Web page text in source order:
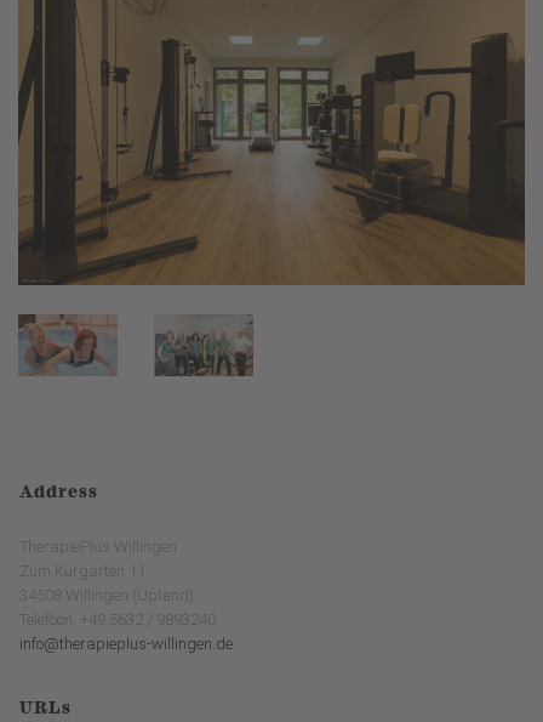
Address
TherapiePlus Willingen
Zum Kurgarten 11
34508 Willingen (Upland)
Telefoon: +49 5632 / 9893240
info@therapieplus-willingen.de
URLs